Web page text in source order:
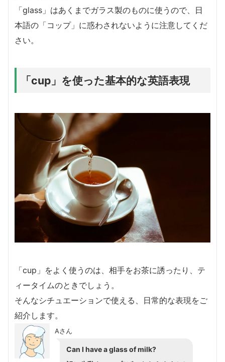
「glass」はあくまでガラス製のものに使うので、日
本語の「コップ」に惑わされないように注意してくだ
さい。
「cup」を使った基本的な英語表現
「cup」をよく使うのは、相手をお茶に誘ったり、テ
ィータイムのときでしょう。
そんなシチュエーションで使える、日常的な表現をご
紹介します。
Aさん
Can I have a glass of milk?